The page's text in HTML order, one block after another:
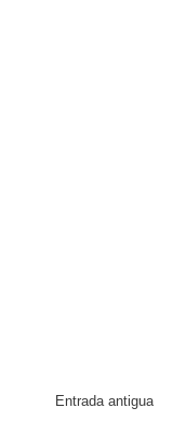
Entrada antigua